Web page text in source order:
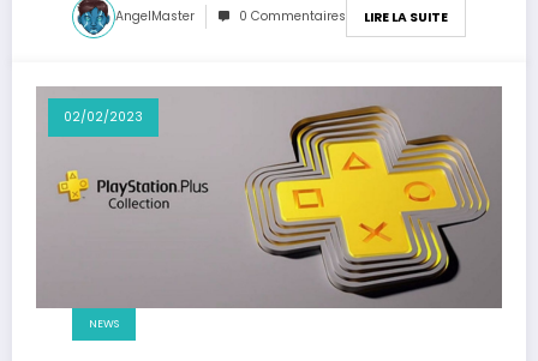
AngelMaster 0 Commentaires LIRE LA SUITE
02/02/2023
NEWS